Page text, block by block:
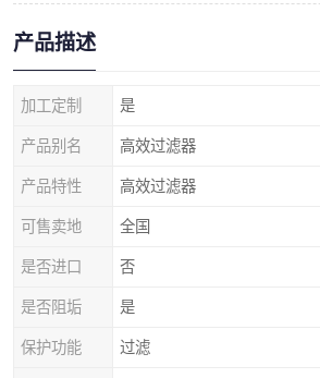
产品描述
加工定制 是
产品别名 高效过滤器
产品特性 高效过滤器
可售卖地 全国
是否进口 否
是否阻垢 是
保护功能 过滤